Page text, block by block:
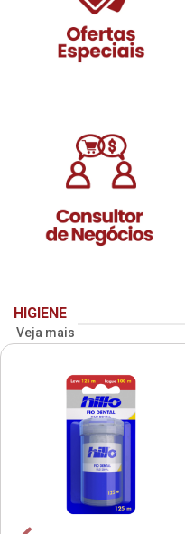
HIGIENE
Veja mais